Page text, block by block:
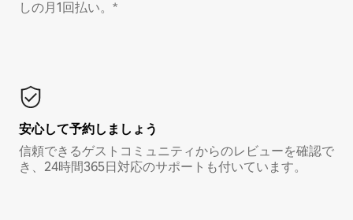
しの月1回払い。*
安心して予約しましょう
信頼できるゲストコミュニティからのレビューを確認で
き、24時間365日対応のサポートも付いています。